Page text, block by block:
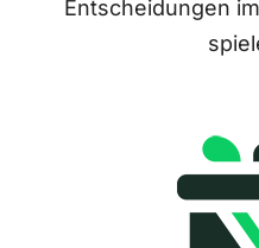
Entscheidungen